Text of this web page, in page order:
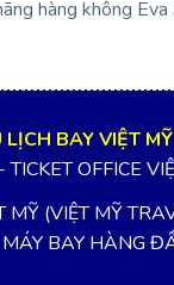
BAY VIỆT MỸ
- TICKET OFFICE
MỸ (VIỆT MỸ
BAY HÀNG